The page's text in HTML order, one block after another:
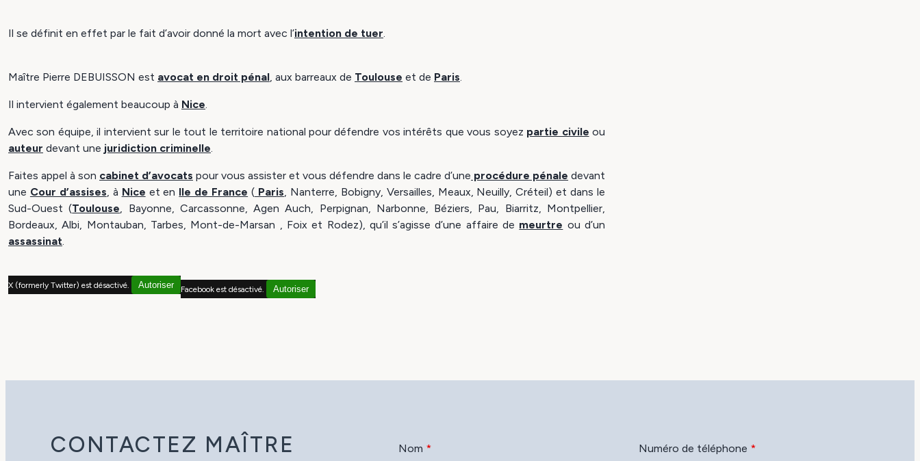
Il se définit en effet par le fait d’avoir donné la mort avec l’intention de tuer.
Maître Pierre DEBUISSON est avocat en droit pénal, aux barreaux de Toulouse et de Paris.
Il intervient également beaucoup à Nice.
Avec son équipe, il intervient sur le tout le territoire national pour défendre vos intérêts que vous soyez partie civile ou
auteur devant une juridiction criminelle.
Faites appel à son cabinet d’avocats pour vous assister et vous défendre dans le cadre d’une procédure pénale devant
une Cour d’assises, à Nice et en Ile de France ( Paris, Nanterre, Bobigny, Versailles, Meaux, Neuilly, Créteil) et dans le
Sud-Ouest (Toulouse, Bayonne, Carcassonne, Agen Auch, Perpignan, Narbonne, Béziers, Pau, Biarritz, Montpellier,
Bordeaux, Albi, Montauban, Tarbes, Mont-de-Marsan , Foix et Rodez), qu’il s’agisse d’une affaire de meurtre ou d’un
assassinat.
X (formerly Twitter) est désactivé. Autoriser Facebook est désactivé. Autoriser
CONTACTEZ MAÎTRE
Nom * Numéro de téléphone *